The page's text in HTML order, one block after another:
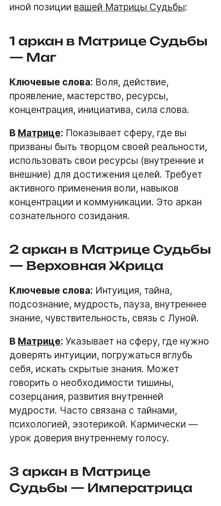
иной позиции вашей Матрицы Судьбы:
1 аркан в Матрице Судьбы
— Маг
Ключевые слова: Воля, действие,
проявление, мастерство, ресурсы,
концентрация, инициатива, сила слова.
В Матрице: Показывает сферу, где вы
призваны быть творцом своей реальности,
использовать свои ресурсы (внутренние и
внешние) для достижения целей. Требует
активного применения воли, навыков
концентрации и коммуникации. Это аркан
сознательного созидания.
2 аркан в Матрице Судьбы
— Верховная Жрица
Ключевые слова: Интуиция, тайна,
подсознание, мудрость, пауза, внутреннее
знание, чувствительность, связь с Луной.
В Матрице: Указывает на сферу, где нужно
доверять интуиции, погружаться вглубь
себя, искать скрытые знания. Может
говорить о необходимости тишины,
созерцания, развития внутренней
мудрости. Часто связана с тайнами,
психологией, эзотерикой. Кармически —
урок доверия внутреннему голосу.
3 аркан в Матрице
Судьбы — Императрица